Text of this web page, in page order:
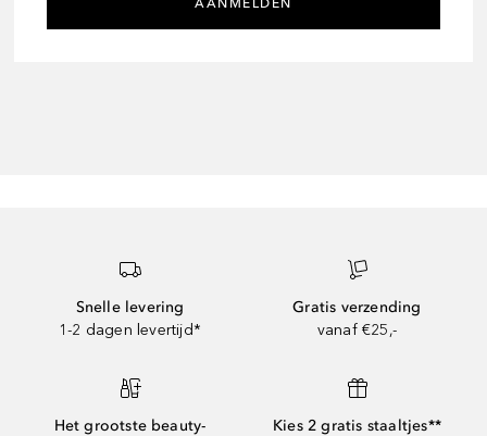
Snelle levering
1-2 dagen levertijd*
Gratis verzending
vanaf €25,-
Het grootste beauty-
Kies 2 gratis staaltjes**